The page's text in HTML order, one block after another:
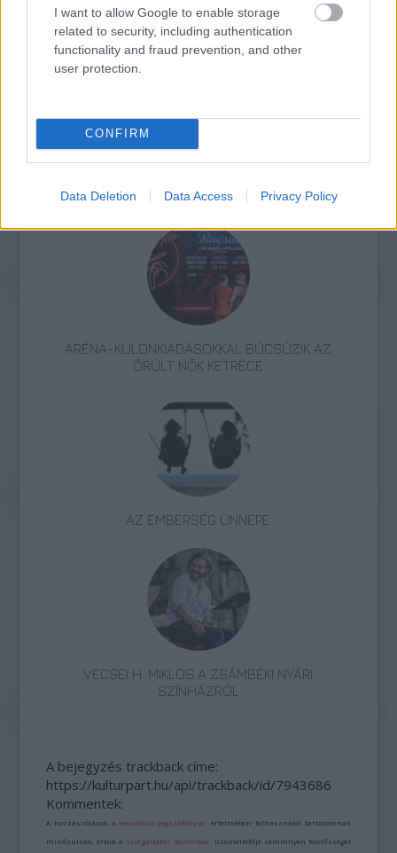
I want to allow Google to enable storage
related to security, including authentication
functionality and fraud prevention, and other
user protection.
CONFIRM
Data Deletion Data Access Privacy Policy
magyar színjátszást is pótolhatatlan
veszteség érte - fogalmazott közleményében
a színház.
Gyász Nemzet Színésze
ARÉNA-KÜLÖNKIADÁSOKKAL BÚCSÚZIK AZ
ŐRÜLT NŐK KETRECE
AZ EMBERSÉG ÜNNEPE
VECSEI H. MIKLÓS A ZSÁMBÉKI NYÁRI
SZÍNHÁZRÓL
A bejegyzés trackback címe:
https://kulturpart.hu/api/trackback/id/7943686
Kommentek:
A hozzászólások avonatkozó jogszabályok értelmében felhasználói tartalomnak
minősülnek, értük a szolgáltatás technikai üzemeltetője semmilyen felelősséget